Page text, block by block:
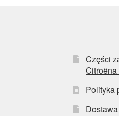
Części
Polityka
Dostawa